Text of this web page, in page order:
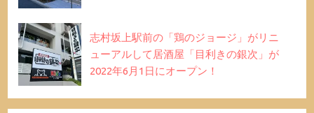
志村坂上駅前の「鶏のジョージ」がリニ
ューアルして居酒屋「目利きの銀次」が
2022年6月1日にオープン！